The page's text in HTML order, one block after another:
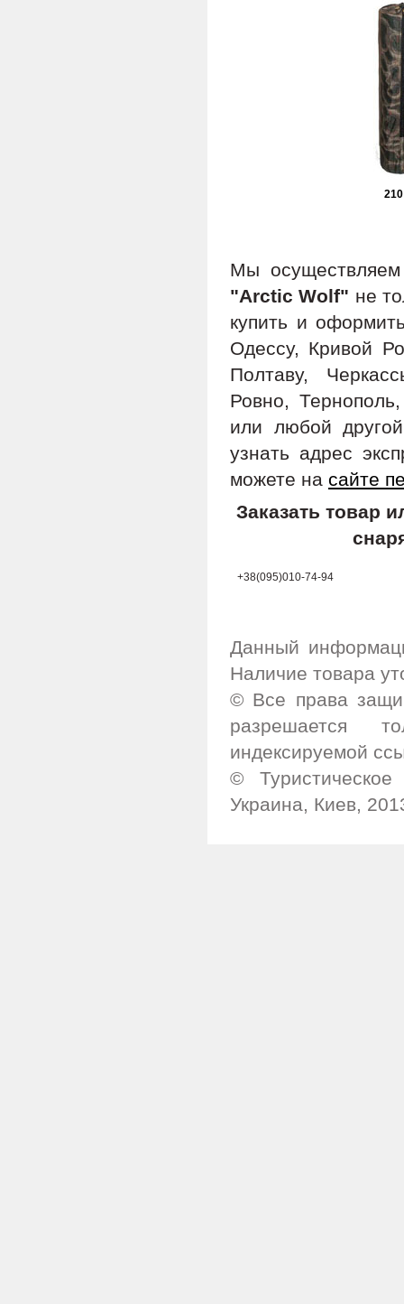
210
Мы
"Arctic Wolf" не
купить и
Одессу, Кривой
Полтаву,
Ровно,
или любой
узнать адрес
можете на сайте
Заказать товар
+38(095)010-74-94
Данный
Наличие товара
© Все права
разрешается
индексируемой
©
Украина, Киев,